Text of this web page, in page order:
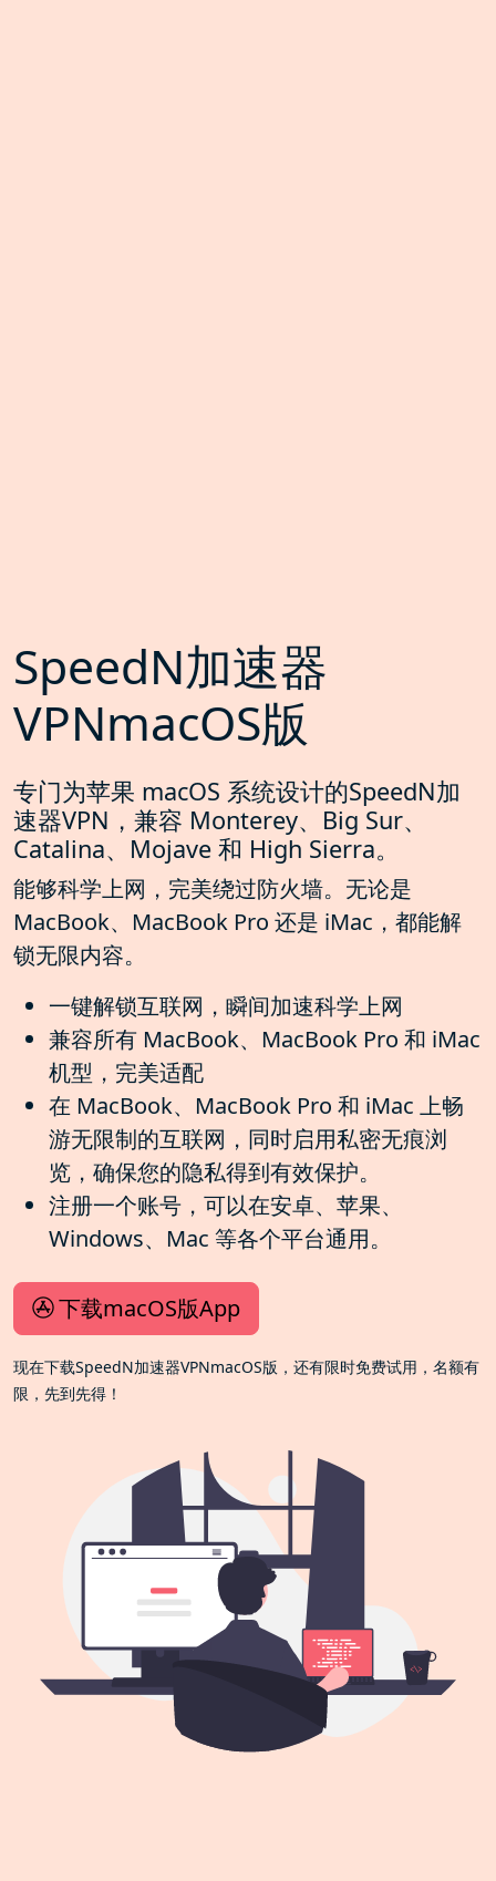
SpeedN加速器
VPNmacOS版
专门为苹果 macOS 系统设计的SpeedN加
速器VPN，兼容 Monterey、Big Sur、
Catalina、Mojave 和 High Sierra。
能够科学上网，完美绕过防火墙。无论是
MacBook、MacBook Pro 还是 iMac，都能解
锁无限内容。
一键解锁互联网，瞬间加速科学上网
兼容所有 MacBook、MacBook Pro 和 iMac
机型，完美适配
在 MacBook、MacBook Pro 和 iMac 上畅
游无限制的互联网，同时启用私密无痕浏
览，确保您的隐私得到有效保护。
注册一个账号，可以在安卓、苹果、
Windows、Mac 等各个平台通用。
下载macOS版App
现在下载SpeedN加速器VPNmacOS版，还有限时免费试用，名额有
限，先到先得！